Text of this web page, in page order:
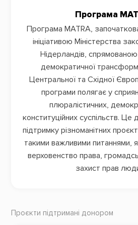
Програма
Програма MATRA,
ініціативою Міністерства
Нідерландів,
демократичної
Центральної та Східної
програми полягає у
плюралістичних,
конституційних суспільств. Це
підтримку різноманітних
такими важливими питаннями,
верховенство права,
захист прав
Проєкти підтримані донором